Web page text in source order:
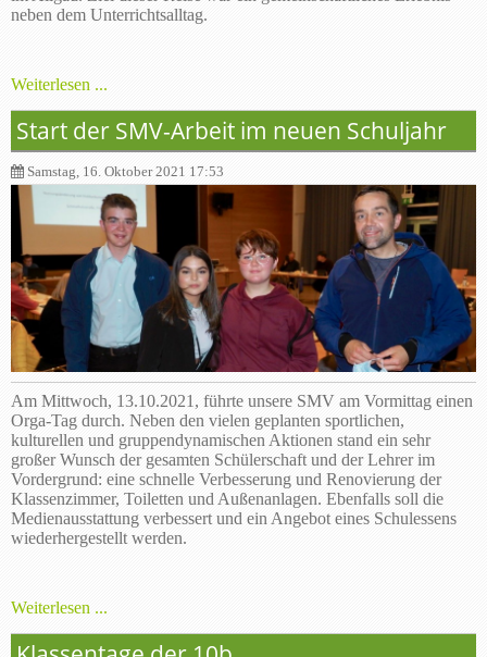
neben dem Unterrichtsalltag.
Weiterlesen ...
Start der SMV-Arbeit im neuen Schuljahr
Samstag, 16. Oktober 2021 17:53
Am Mittwoch, 13.10.2021, führte unsere SMV am Vormittag einen
Orga-Tag durch. Neben den vielen geplanten sportlichen,
kulturellen und gruppendynamischen Aktionen stand ein sehr
großer Wunsch der gesamten Schülerschaft und der Lehrer im
Vordergrund: eine schnelle Verbesserung und Renovierung der
Klassenzimmer, Toiletten und Außenanlagen. Ebenfalls soll die
Medienausstattung verbessert und ein Angebot eines Schulessens
wiederhergestellt werden.
Weiterlesen ...